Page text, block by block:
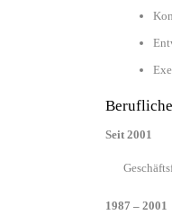
Seit 2001
1987 – 2001